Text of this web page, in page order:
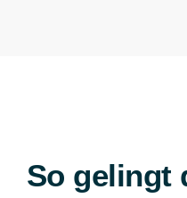
So gelingt